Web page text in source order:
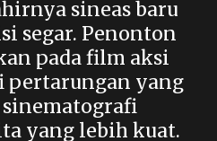
sineas baru
segar. Penonton
pada film aksi
pertarungan yang
yang lebih kuat.